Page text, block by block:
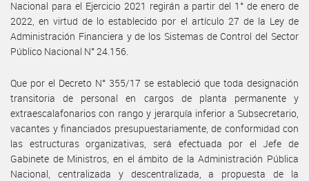
Nacional para el Ejercicio 2021 regirán a partir del 1° de enero de
2022, en virtud de lo establecido por el artículo 27 de la Ley de
Administración Financiera y de los Sistemas de Control del Sector
Público Nacional N° 24.156.
Que por el Decreto N° 355/17 se estableció que toda designación
transitoria de personal en cargos de planta permanente y
extraescalafonarios con rango y jerarquía inferior a Subsecretario,
vacantes y financiados presupuestariamente, de conformidad con
las estructuras organizativas, será efectuada por el Jefe de
Gabinete de Ministros, en el ámbito de la Administración Pública
Nacional, centralizada y descentralizada, a propuesta de la